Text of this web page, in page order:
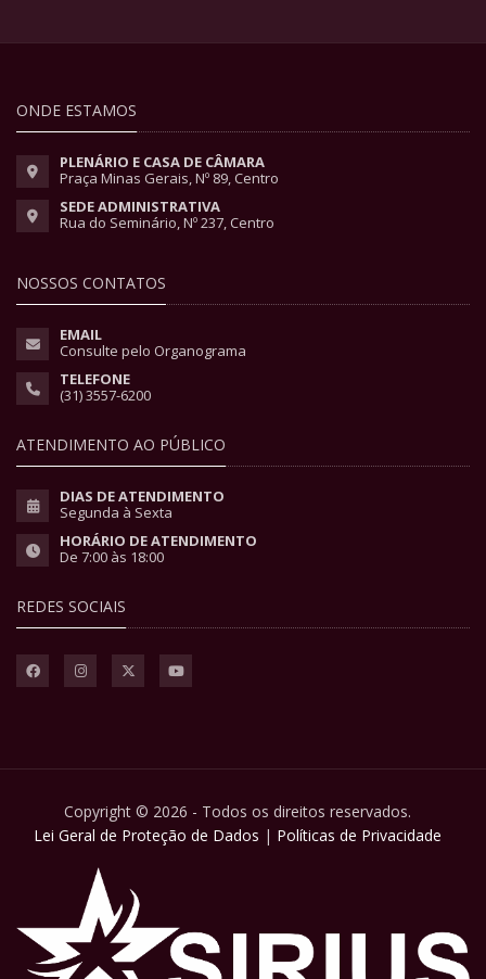
ONDE ESTAMOS
PLENÁRIO E CASA DE CÂMARA
Praça Minas Gerais, Nº 89, Centro
SEDE ADMINISTRATIVA
Rua do Seminário, Nº 237, Centro
NOSSOS CONTATOS
EMAIL
Consulte pelo Organograma
TELEFONE
(31) 3557-6200
ATENDIMENTO AO PÚBLICO
DIAS DE ATENDIMENTO
Segunda à Sexta
HORÁRIO DE ATENDIMENTO
De 7:00 às 18:00
REDES SOCIAIS
Copyright © 2026 - Todos os direitos reservados.
Lei Geral de Proteção de Dados | Políticas de Privacidade